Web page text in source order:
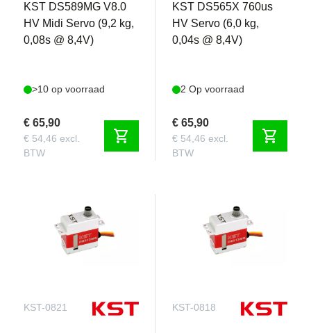
KST DS589MG V8.0
HV Midi Servo (9,2 kg,
0,08s @ 8,4V)
>10 op voorraad
€ 65,90
€ 54,46 excl.
BTW
shopping_cart
KST DS565X 760us
HV Servo (6,0 kg,
0,04s @ 8,4V)
2 Op voorraad
€ 65,90
€ 54,46 excl.
BTW
shopping_cart
KST-0821 KST-0818